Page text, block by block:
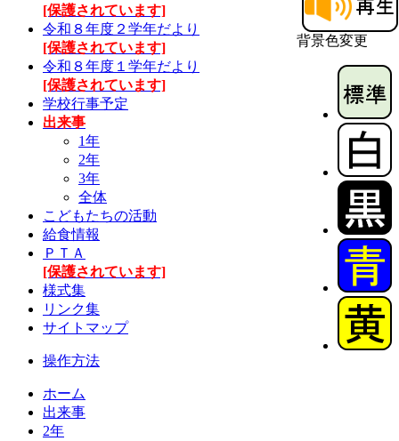
背景色変更
[保護されています]
令和８年度２学年だより
[保護されています]
令和８年度１学年だより
[保護されています]
学校行事予定
出来事
1年
2年
3年
全体
こどもたちの活動
給食情報
ＰＴＡ
[保護されています]
様式集
リンク集
サイトマップ
操作方法
ホーム
出来事
2年